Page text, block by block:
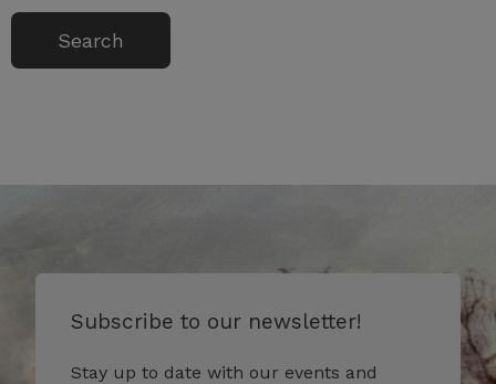
Subscribe to our newsletter!
Stay up to date with our events and